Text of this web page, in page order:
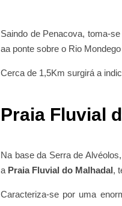
Saindo de Penacova, toma-
aa ponte sobre o Rio
Cerca de 1,5Km surgirá a
Praia Fluvial
Na base da Serra de
a Praia Fluvial do Malhadal,
Caracteriza-se por uma